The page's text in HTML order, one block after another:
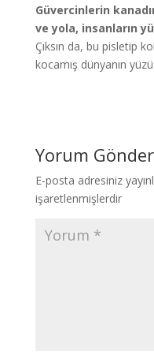
Güvercinlerin
ve yola, insanların
Çıksın da, bu pisletip
kocamış dünyanın
Yorum Gönder
E-posta adresiniz
işaretlenmişlerdir